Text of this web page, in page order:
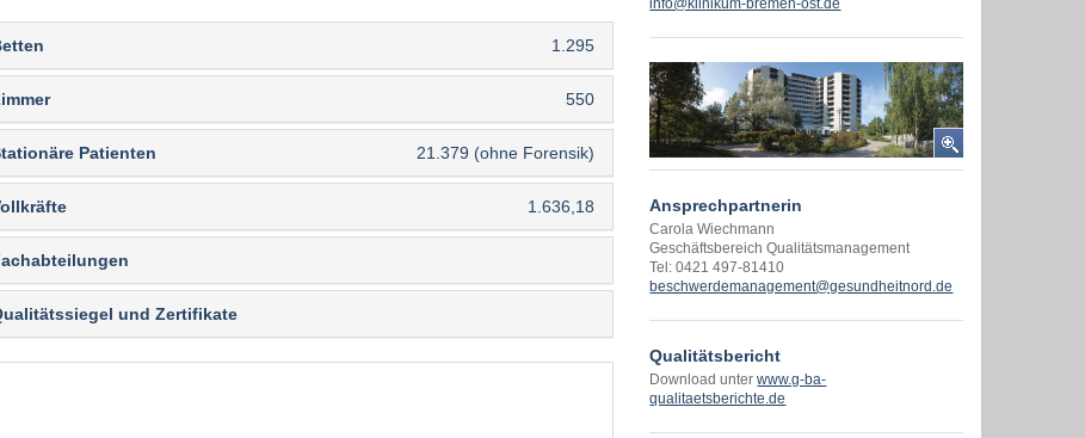
1.295
550
Patienten 21.379 (ohne Forensik)
1.636,18
und Zertifikate
info@klinikum-bremen-ost.de
Ansprechpartnerin
Carola Wiechmann
Geschäftsbereich Qualitätsmanagement
Tel: 0421 497-81410
beschwerdemanagement@gesundheitnord.de
Qualitätsbericht
Download unterwww.g-ba-
qualitaetsberichte.de